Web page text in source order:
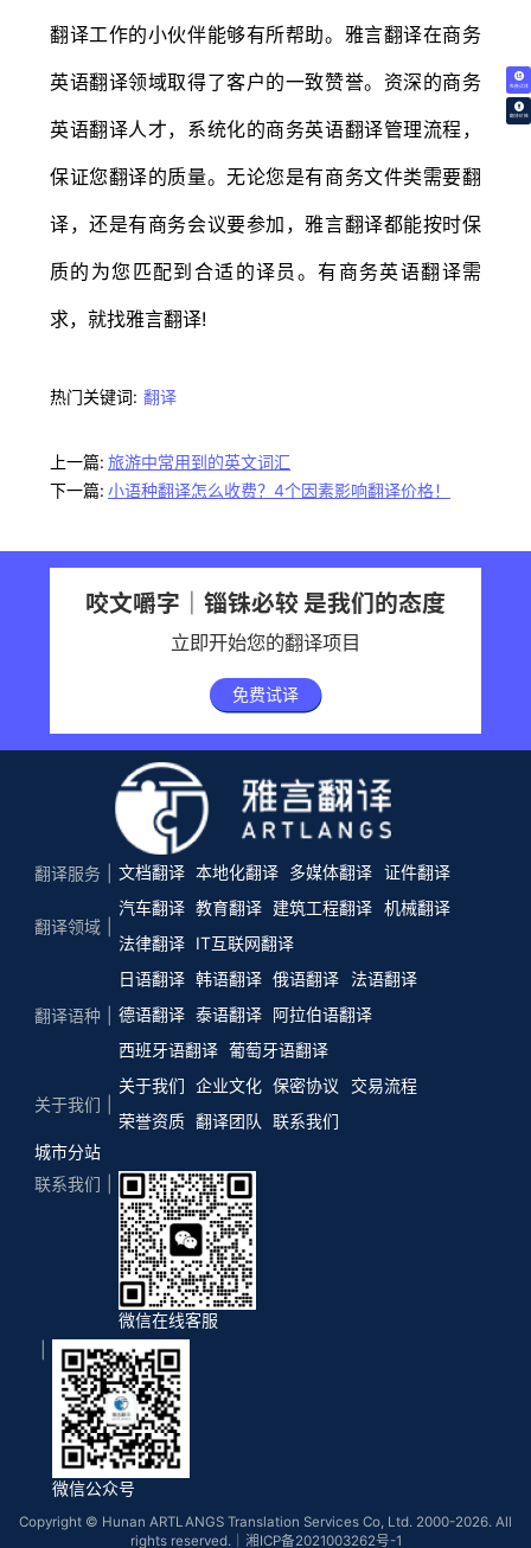
免费试译
翻译价格
翻译工作的小伙伴能够有所帮助。雅言翻译在商务
英语翻译领域取得了客户的一致赞誉。资深的商务
英语翻译人才，系统化的商务英语翻译管理流程，
保证您翻译的质量。无论您是有商务文件类需要翻
译，还是有商务会议要参加，雅言翻译都能按时保
质的为您匹配到合适的译员。有商务英语翻译需
求，就找雅言翻译!
热门关键词: 翻译
上一篇: 旅游中常用到的英文词汇
下一篇: 小语种翻译怎么收费？4个因素影响翻译价格！
咬文嚼字｜锱铢必较 是我们的态度
立即开始您的翻译项目
免费试译
翻译服务 文档翻译 本地化翻译 多媒体翻译 证件翻译
翻译领域
汽车翻译 教育翻译 建筑工程翻译 机械翻译
法律翻译
IT互联网翻译
翻译语种
日语翻译 韩语翻译 俄语翻译
法语翻译
德语翻译 泰语翻译 阿拉伯语翻译
西班牙语翻译 葡萄牙语翻译
关于我们
关于我们 企业文化 保密协议
交易流程
荣誉资质 翻译团队
联系我们
城市分站
联系我们
微信在线客服
微信公众号
Copyright © Hunan ARTLANGS Translation Services Co, Ltd. 2000-2026. All
rights reserved.｜ 湘ICP备2021003262号-1